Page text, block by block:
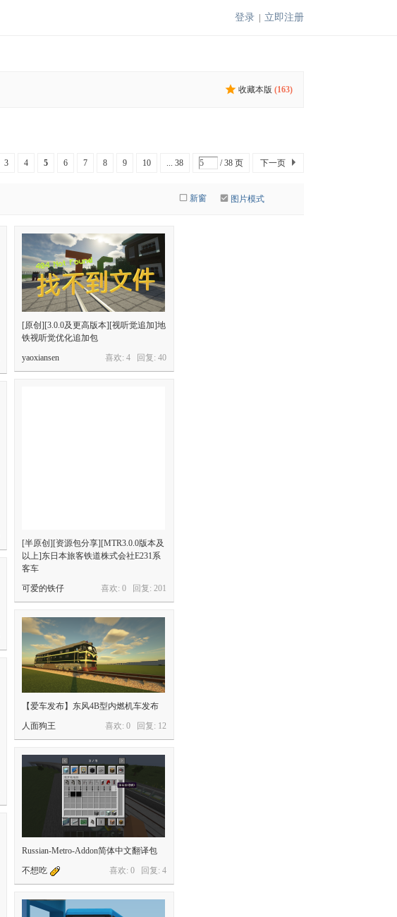
登录 立即注册
收藏本版 (163)
3 4 5 6 7 8 9 10 ... 38 / 38 页 下一页
新窗 图片模式
[原创][3.0.0及更高版本][视听觉追加]地
铁视听觉优化追加包
喜欢: 4 回复: 40
yaoxiansen
[半原创][资源包分享][MTR3.0.0版本及
以上]东日本旅客铁道株式会社E231系
客车
喜欢: 0 回复: 201
可爱的铁仔
【爱车发布】东风4B型内燃机车发布
喜欢: 0 回复: 12
人面狗王
Russian-Metro-Addon简体中文翻译包
喜欢: 0 回复: 4
不想吃